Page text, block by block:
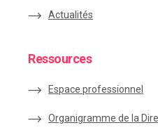
Actualités
Ressources
Espace professionnel
Organigramme de la